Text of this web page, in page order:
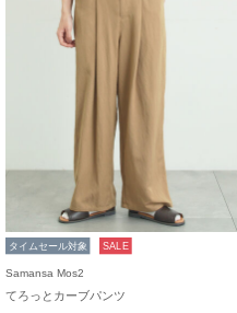
タイムセール対象 SALE
Samansa Mos2
てろっとカーブパンツ